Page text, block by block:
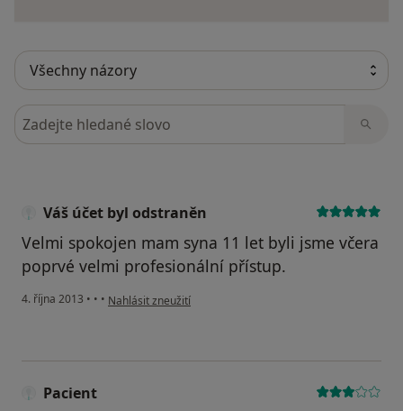
Hledejte v názorech
Váš účet byl odstraněn
Velmi spokojen mam syna 11 let byli jsme včera
poprvé velmi profesionální přístup.
4. října 2013 • • • podle názoru uživatele Váš účet byl odstraněn
Nahlásit zneužití
Pacient